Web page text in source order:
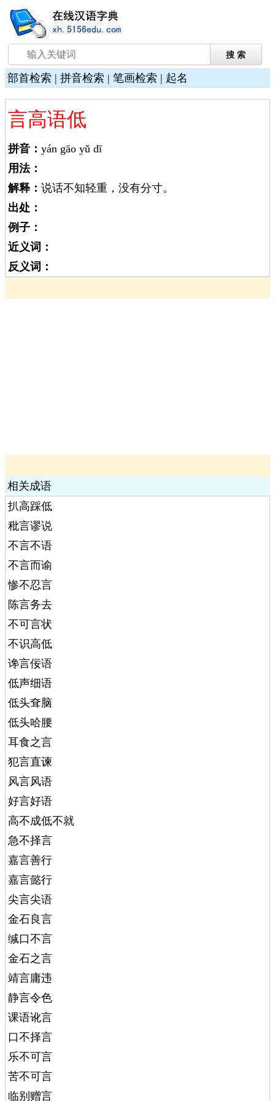
部首检索 | 拼音检索 | 笔画检索 | 起名
言高语低
拼音： yán gāo yǔ dī
用法：
解释： 说话不知轻重，没有分寸。
出处：
例子：
近义词：
反义词：
相关成语
扒高踩低
秕言谬说
不言不语
不言而谕
惨不忍言
陈言务去
不可言状
不识高低
谗言佞语
低声细语
低头耷脑
低头哈腰
耳食之言
犯言直谏
风言风语
好言好语
高不成低不就
急不择言
嘉言善行
嘉言懿行
尖言尖语
金石良言
缄口不言
金石之言
靖言庸违
静言令色
课语讹言
口不择言
乐不可言
苦不可言
临别赠言